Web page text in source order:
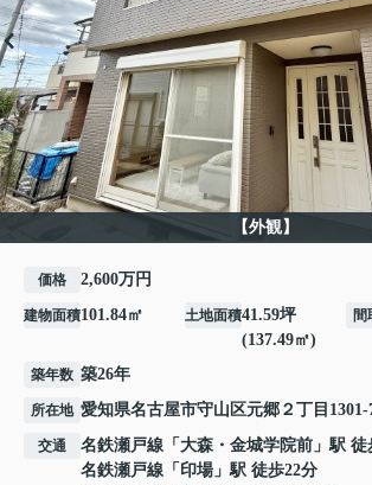
【外観】
価格 2,600万円
建物面積101.84㎡ 土地面積41.59坪
(137.49㎡)
間
築年数 築26年
所在地 愛知県名古屋市守山区元郷 ２丁目1301-
交通 名鉄瀬戸線 「 大森・金城学院前 」駅
名鉄瀬戸線 「 印場」駅 徒歩22分